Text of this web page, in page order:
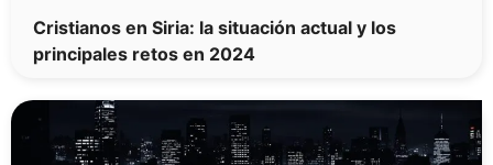
Cristianos en Siria: la situación actual y los
principales retos en 2024